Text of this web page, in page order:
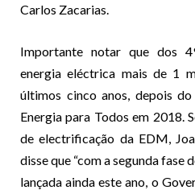
Carlos Zacarias.
Importante notar que dos
energia eléctrica mais de 1
últimos cinco anos, depois
Energia para Todos em 2018.
de electrificação da EDM,
disse que “com a segunda fase
lançada ainda este ano, o